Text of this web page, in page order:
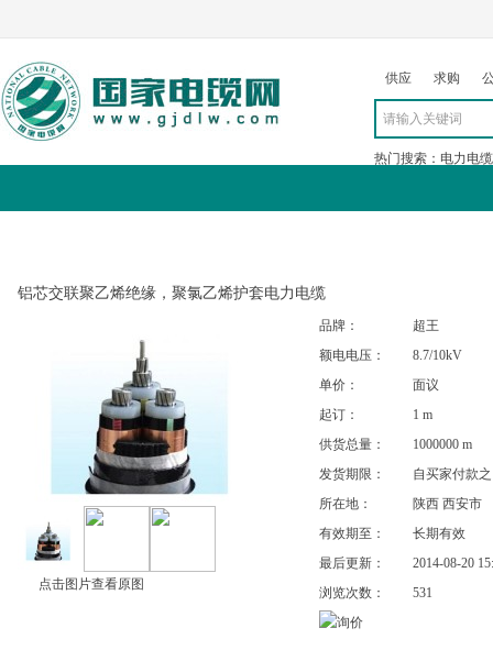
供应 求购
热门搜索： 电力电缆
铝芯交联聚乙烯绝缘，聚氯乙烯护套电力电缆
点击图片查看原图
品牌：
超王
额电电压：
8.7/10kV
单价：
面议
起订：
1 m
供货总量：
1000000 m
发货期限：
自买家付款
所在地：
陕西 西安市
有效期至：
长期有效
最后更新：
2014-08-20
浏览次数：
531